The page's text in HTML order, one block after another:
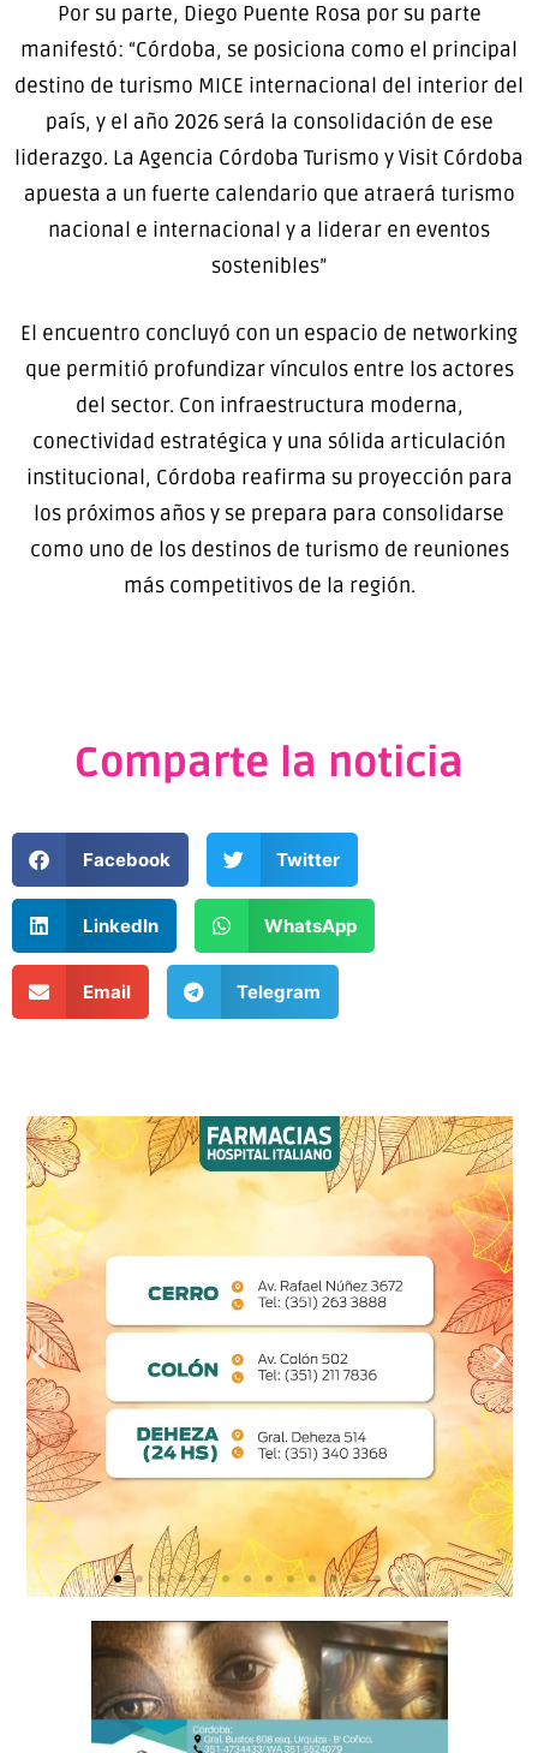
Por su parte, Diego Puente Rosa por su parte
manifestó: “Córdoba, se posiciona como el principal
destino de turismo MICE internacional del interior del
país, y el año 2026 será la consolidación de ese
liderazgo. La Agencia Córdoba Turismo y Visit Córdoba
apuesta a un fuerte calendario que atraerá turismo
nacional e internacional y a liderar en eventos
sostenibles”
El encuentro concluyó con un espacio de networking
que permitió profundizar vínculos entre los actores
del sector. Con infraestructura moderna,
conectividad estratégica y una sólida articulación
institucional, Córdoba reafirma su proyección para
los próximos años y se prepara para consolidarse
como uno de los destinos de turismo de reuniones
más competitivos de la región.
Comparte la noticia
Facebook Twitter
LinkedIn WhatsApp
Email Telegram